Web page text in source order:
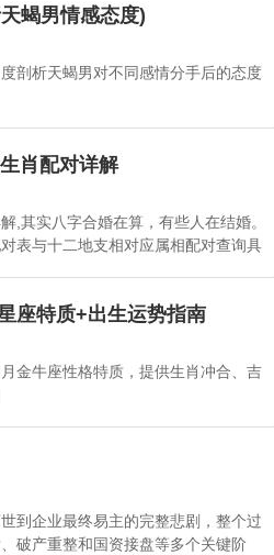
蝎男情感态度)
剖析天蝎男对不同感情分手后的态度
肖配对详解
,其实八字合婚在算，有些人在结婚。
表与十二地支相对应属相配对查询具
座特质+出生运势指南
金牛座性格特质，提供生肖冲合、吉
到企业最终易主的完整悲剧，整个过
破产重整和国资接盘等多个关键阶